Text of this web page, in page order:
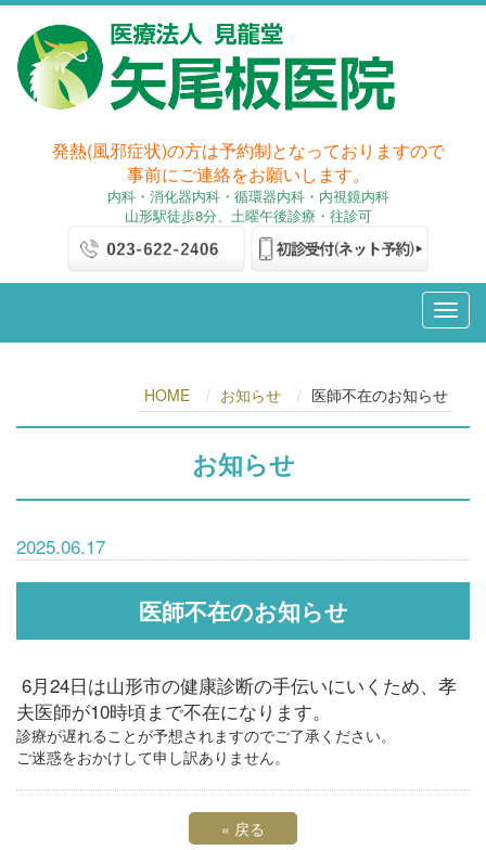
発熱(風邪症状)の方は予約制となっておりますので
事前にご連絡をお願いします。
内科・消化器内科・循環器内科・内視鏡内科
山形駅徒歩8分、土曜午後診療・往診可
HOME お知らせ 医師不在のお知らせ
お知らせ
2025.06.17
医師不在のお知らせ
6月24日は山形市の健康診断の手伝いにいくため、孝
夫医師が10時頃まで不在になります。
診療が遅れることが予想されますのでご了承ください。
ご迷惑をおかけして申し訳ありません。
« 戻る